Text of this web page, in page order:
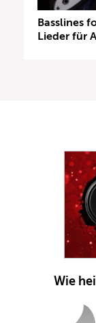
Basslines
Lieder für
Wie